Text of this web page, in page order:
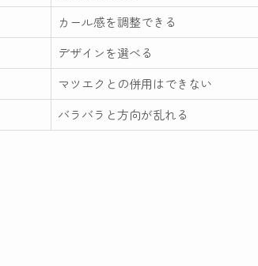
カール感を調整できる
デザインを選べる
マツエクとの併用はできない
バラバラと方向が乱れる